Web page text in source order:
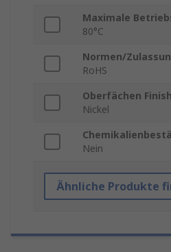
Maximale
80°C
Normen/
RoHS
Oberfächen Finish
Nickel
Nein
Ähnliche Produkte